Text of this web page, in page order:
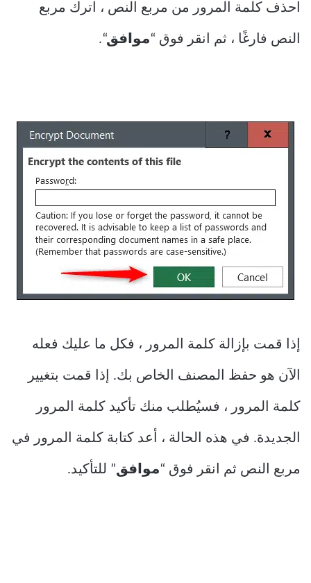
احذف كلمة المرور من مربع النص ، اترك مربع
النص فارغًا ، ثم انقر فوق “موافق“.
إذا قمت بإزالة كلمة المرور ، فكل ما عليك فعله
الآن هو حفظ المصنف الخاص بك. إذا قمت بتغيير
كلمة المرور ، فسيُطلب منك تأكيد كلمة المرور
الجديدة. في هذه الحالة ، أعد كتابة كلمة المرور في
مربع النص ثم انقر فوق “موافق” للتأكيد.